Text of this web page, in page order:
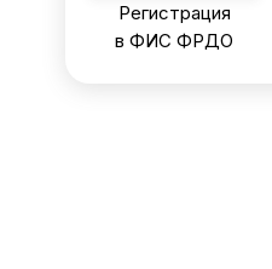
Регистрация
в ФИС ФРДО